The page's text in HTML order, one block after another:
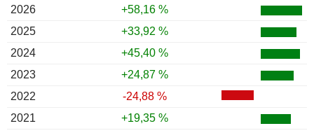
2026
+58,16 %
2025
+33,92 %
2024
+45,40 %
2023
+24,87 %
2022
-24,88 %
2021
+19,35 %